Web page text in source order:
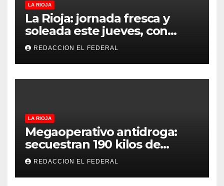
LA RIOJA
La Rioja: jornada fresca y
soleada este jueves, con
temperaturas estables para
el viernes
REDACCION EL FEDERAL
LA RIOJA
Megaoperativo antidroga:
secuestran 190 kilos de
marihuana que tenían como
destino La Rioja y Catamarca
REDACCION EL FEDERAL